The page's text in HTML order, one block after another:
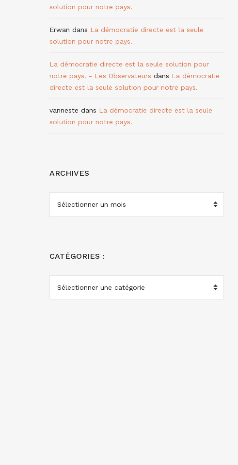
solution pour notre pays.
Erwan dans La démocratie directe est la seule
solution pour notre pays.
La démocratie directe est la seule solution pour
notre pays. - Les Observateurs dans La démocratie
directe est la seule solution pour notre pays.
vanneste dans La démocratie directe est la seule
solution pour notre pays.
ARCHIVES
ARCHIVES
CATÉGORIES :
CATÉGORIES